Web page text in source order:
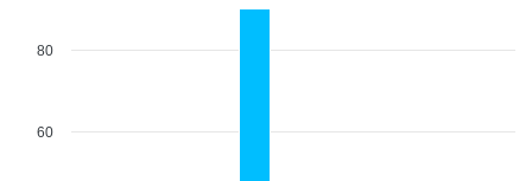
60
80